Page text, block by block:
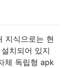
지식으로는 현
치되어 있지
체 독립형 apk